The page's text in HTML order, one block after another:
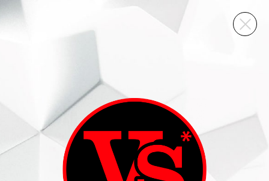
ВИННЫЙ СКЛАД